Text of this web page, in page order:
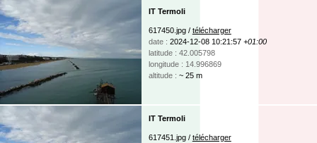
IT Termoli
617450.jpg / télécharger
date : 2024-12-08 10:21:57 +01:00
latitude : 42.005798
longitude : 14.996869
altitude : ~ 25 m
IT Termoli
617451.jpg / télécharger